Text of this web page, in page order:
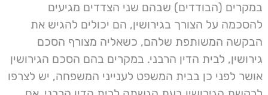
במקרים (הבודדים) שבהם שני הצדדים מגיעים
להסכמה על הצורך בגירושין, הם יכולים להגיש את
הבקשה המשותפת שלהם, כשאליה מצורף הסכם
גירושין, לבית הדין הרבני. במקרים בהם הסכם הגירושין
אושר לפני כן בבית המשפט לענייני המשפחה, יש לצרפו